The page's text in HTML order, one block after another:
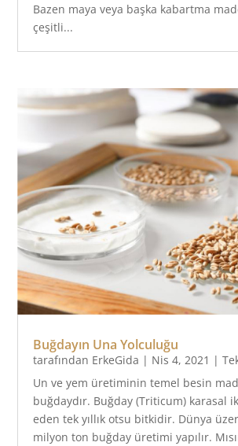
Bazen maya veya başka kabartma
çeşitli...
Buğdayın Una Yolculuğu
tarafından ErkeGida | Nis 4, 2021 |
Un ve yem üretiminin temel besin
buğdaydır. Buğday (Triticum) karasal
eden tek yıllık otsu bitkidir. Dünya
milyon ton buğday üretimi yapılır.